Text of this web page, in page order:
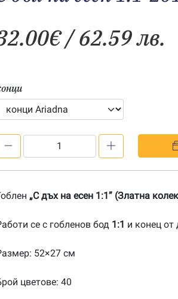
€/ 62.59 лв.
„С дъх на есен 1:1” (Златна
се с гобленов бод 1:1 и конец
52×27 см
цветове: 40